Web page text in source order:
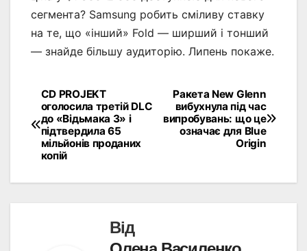
сегмента? Samsung робить сміливу ставку
на те, що «інший» Fold — ширший і тонший
— знайде більшу аудиторію. Липень покаже.
Навігація
записів
Ракета New Glenn
вибухнула під час
випробувань: що це
означає для Blue
Origin
CD PROJEKT
оголосила третій DLC
до «Відьмака 3» і
підтвердила 65
мільйонів проданих
копій
Від